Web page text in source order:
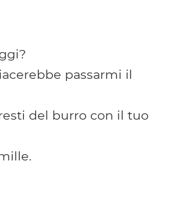
passarmi il
del burro con il tuo